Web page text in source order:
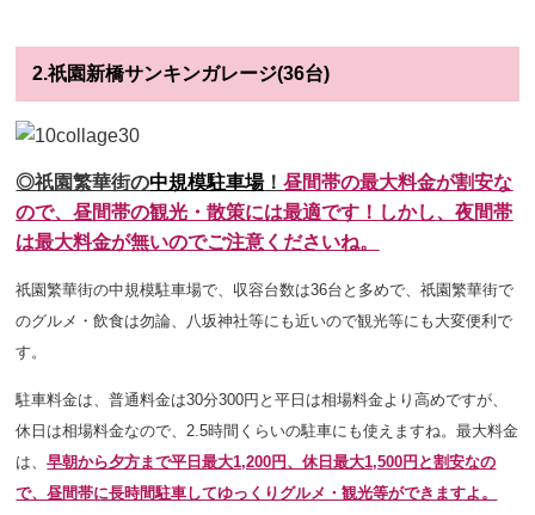
2.祇園新橋サンキンガレージ(36台)
◎祇園繁華街の中規模駐車場！昼間帯の最大料金が割安な
ので、昼間帯の観光・散策には最適です！しかし、夜間帯
は最大料金が無いのでご注意くださいね。
祇園繁華街の中規模駐車場で、収容台数は36台と多めで、祇園繁華街で
のグルメ・飲食は勿論、八坂神社等にも近いので観光等にも大変便利で
す。
駐車料金は、普通料金は30分300円と平日は相場料金より高めですが、
休日は相場料金なので、2.5時間くらいの駐車にも使えますね。最大料金
は、早朝から夕方まで平日最大1,200円、休日最大1,500円と割安なの
で、昼間帯に長時間駐車してゆっくりグルメ・観光等ができますよ。